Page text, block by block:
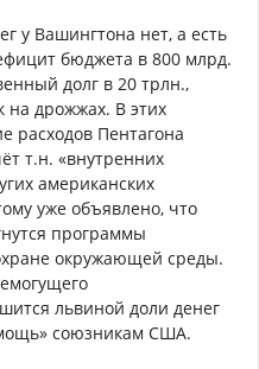
у Вашингтона нет, а есть
бюджета в 800 млрд.
долг в 20 трлн.,
на дрожжах. В этих
расходов Пентагона
т.н. «внутренних
американских
уже объявлено, что
программы
окружающей среды.
львиной доли денег
союзникам США.